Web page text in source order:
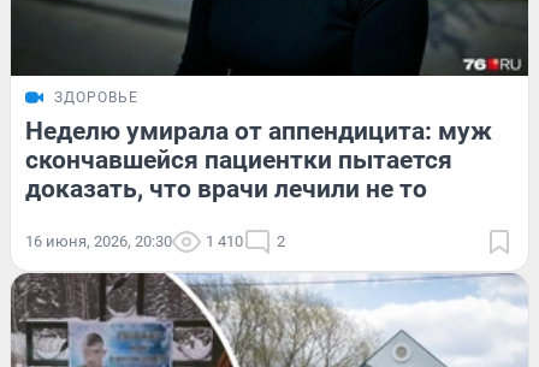
ЗДОРОВЬЕ
Неделю умирала от аппендицита: муж
скончавшейся пациентки пытается
доказать, что врачи лечили не то
16 июня, 2026, 20:30 1 410 2